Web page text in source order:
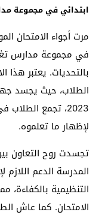
ابتدائي في مجموعة
مرت أجواء الامتحان
في مجموعة مدارس
بالتحديات. يعتبر
الطلاب، حيث يجسد
2023، تجمع
لإظهار ما تعلموه.
تجسدت روح التعاون
المدرسة الدعم اللازم
التنظيمية بالكفاءة،
الامتحان. كما عاش